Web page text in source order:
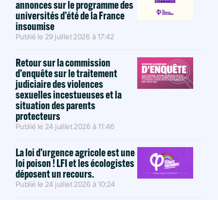
annonces sur le programme des
universités d’été de la France
insoumise
Publié le 29 juillet 2026 à 17:42
Retour sur la commission
d’enquête sur le traitement
judiciaire des violences
sexuelles incestueuses et la
situation des parents
protecteurs
Publié le 24 juillet 2026 à 11:46
La loi d’urgence agricole est une
loi poison ! LFI et les écologistes
déposent un recours.
Publié le 24 juillet 2026 à 10:24